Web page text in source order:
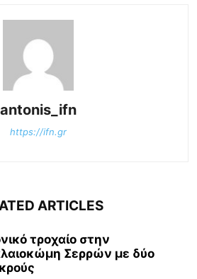
antonis_ifn
https://ifn.gr
ARTICLES
τροχαίο στην
Σερρών με δύο